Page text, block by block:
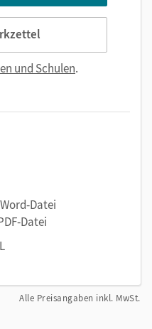
und Schulen.
Datei
Datei
Alle Preisangaben inkl. MwSt.